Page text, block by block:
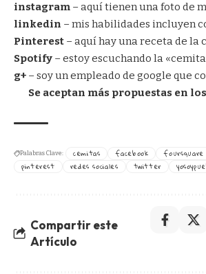
instagram – aquí tienen una foto de
linkedin – mis habilidades incluyen
Pinterest – aquí hay una receta de la
Spotify – estoy escuchando la
g+ – soy un empleado de google que
Se aceptan más propuestas en
Palabras Clave: cemitas facebook foursquare
pinterest
redes sociales twitter
Compartir este
Artículo